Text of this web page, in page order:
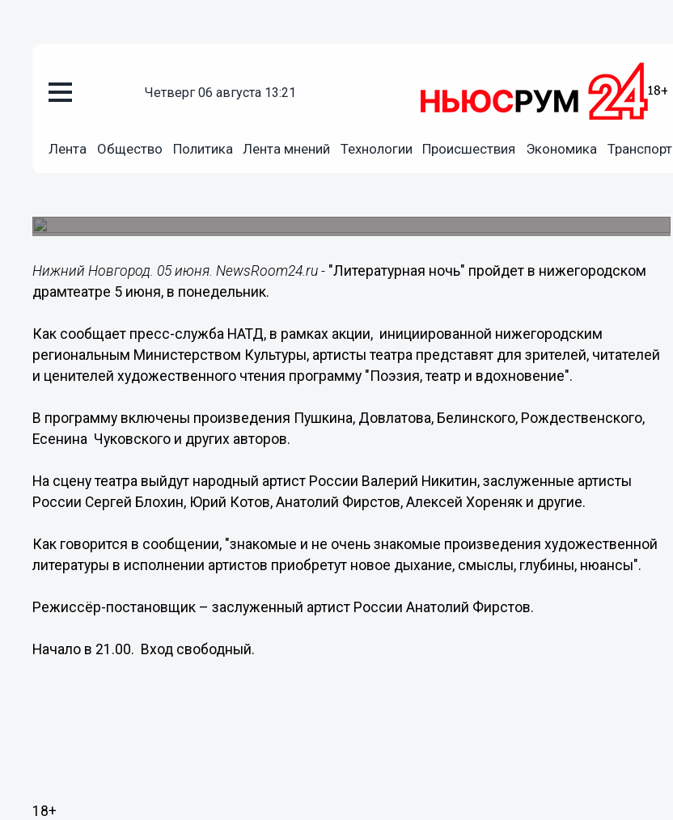
четверг 06 августа 13:21
Лента Общество Политика Лента мнений Технологии Происшествия Экономика Транспорт
"Литературная ночь" пройдет в нижегородском драмтеатре
Нижний Новгород. 05 июня. NewsRoom24.ru - "Литературная ночь" пройдет в нижегородском
драмтеатре 5 июня, в понедельник.
Как сообщает пресс-служба НАТД, в рамках акции, инициированной нижегородским
региональным Министерством Культуры, артисты театра представят для зрителей, читателей
и ценителей художественного чтения программу "Поэзия, театр и вдохновение".
В программу включены произведения Пушкина, Довлатова, Белинского, Рождественского,
Есенина Чуковского и других авторов.
На сцену театра выйдут народный артист России Валерий Никитин, заслуженные артисты
России Сергей Блохин, Юрий Котов, Анатолий Фирстов, Алексей Хореняк и другие.
Как говорится в сообщении, "знакомые и не очень знакомые произведения художественной
литературы в исполнении артистов приобретут новое дыхание, смыслы, глубины, нюансы".
Режиссёр-постановщик – заслуженный артист России Анатолий Фирстов.
Начало в 21.00. Вход свободный.
18+